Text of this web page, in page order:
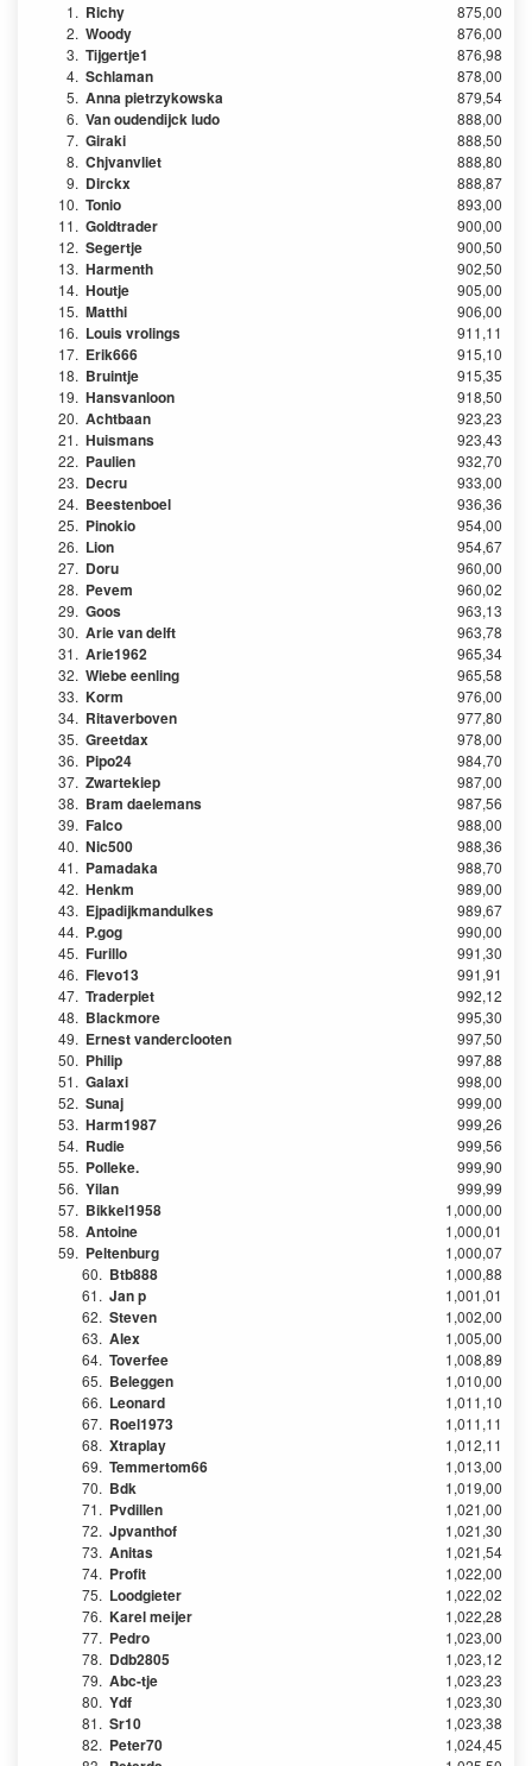
1. Richy
875,00
2. Woody
876,00
3. Tijgertje1
876,98
4. Schlaman
878,00
5. Anna pietrzykowska
879,54
6. Van oudendijck ludo
888,00
7. Giraki
888,50
8. Chjvanvliet
888,80
9. Dirckx
888,87
10. Tonio
893,00
11. Goldtrader
900,00
12. Segertje
900,50
13. Harmenth
902,50
14. Houtje
905,00
15. Matthi
906,00
16. Louis vrolings
911,11
17. Erik666
915,10
18. Bruintje
915,35
19. Hansvanloon
918,50
20. Achtbaan
923,23
21. Huismans
923,43
22. Paulien
932,70
23. Decru
933,00
24. Beestenboel
936,36
25. Pinokio
954,00
26. Lion
954,67
27. Doru
960,00
28. Pevem
960,02
29. Goos
963,13
30. Arie van delft
963,78
31. Arie1962
965,34
32. Wiebe eenling
965,58
33. Korm
976,00
34. Ritaverboven
977,80
35. Greetdax
978,00
36. Pipo24
984,70
37. Zwartekiep
987,00
38. Bram daelemans
987,56
39. Falco
988,00
40. Nic500
988,36
41. Pamadaka
988,70
42. Henkm
989,00
43. Ejpadijkmandulkes
989,67
44. P.gog
990,00
45. Furillo
991,30
46. Flevo13
991,91
47. Traderpiet
992,12
48. Blackmore
995,30
49. Ernest vanderclooten
997,50
50. Philip
997,88
51. Galaxi
998,00
52. Sunaj
999,00
53. Harm1987
999,26
54. Rudie
999,56
55. Polleke.
999,90
56. Yilan
999,99
57. Bikkel1958
1,000,00
58. Antoine
1,000,01
59. Peltenburg
1,000,07
60. Btb888
1,000,88
61. Jan p
1,001,01
62. Steven
1,002,00
63. Alex
1,005,00
64. Toverfee
1,008,89
65. Beleggen
1,010,00
66. Leonard
1,011,10
67. Roel1973
1,011,11
68. Xtraplay
1,012,11
69. Temmertom66
1,013,00
70. Bdk
1,019,00
71. Pvdillen
1,021,00
72. Jpvanthof
1,021,30
73. Anitas
1,021,54
74. Profit
1,022,00
75. Loodgieter
1,022,02
76. Karel meijer
1,022,28
77. Pedro
1,023,00
78. Ddb2805
1,023,12
79. Abc-tje
1,023,23
80. Ydf
1,023,30
81. Sr10
1,023,38
82. Peter70
1,024,45